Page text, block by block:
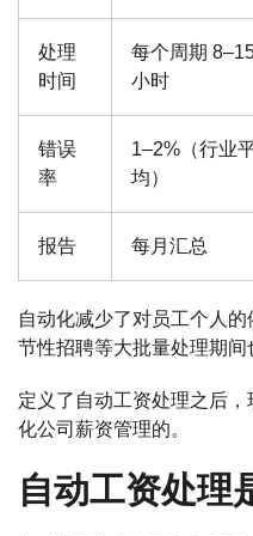
处理
时间
每个周期
小时
错误
率
1–2%（行业
均）
报告 每月汇总
自动化减少了对员工个人
节性招聘等大批量处理期间
定义了自动工资处理之后
化公司薪资管理的。
自动工资处理